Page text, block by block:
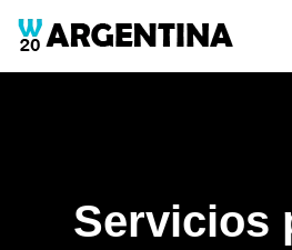
Servicios